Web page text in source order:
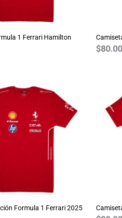
1 Ferrari Hamilton
$
Formula 1 Ferrari 2025